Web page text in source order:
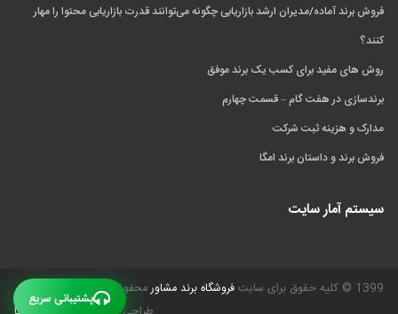
فروش برند آماده/مدیران ارشد بازاریابی چگونه می‌توانند قدرت بازاریابی محتوا را مهار
کنند؟
روش های مفید برای کسب یک برند موفق
برندسازی در هفت گام – قسمت چهارم
مدارک و هزینه ثبت شرکت
فروش برند و داستان برند امگا
سیستم آمار سایت
1399 © کلیه حقوق برای سایت فروشگاه برند مشاورمحفوظ است.
پشتیبانی سریع